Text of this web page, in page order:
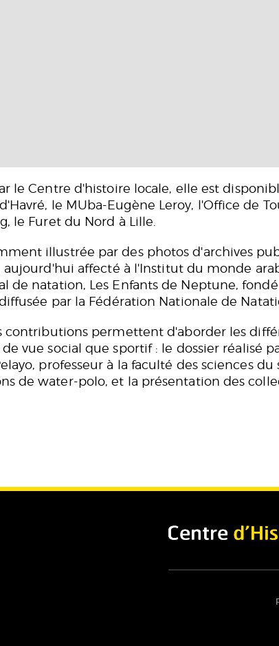
le Centre d'histoire locale, elle est
le MUba-Eugène Leroy, l'Office de
le Furet du Nord à Lille.
illustrée par des photos d'archives
aujourd'hui affecté à l'Institut du monde
de natation, Les Enfants de Neptune,
par la Fédération Nationale de
contributions permettent d'aborder les
vue social que sportif : le dossier réalisé
professeur à la faculté des sciences
de water-polo, et la présentation des